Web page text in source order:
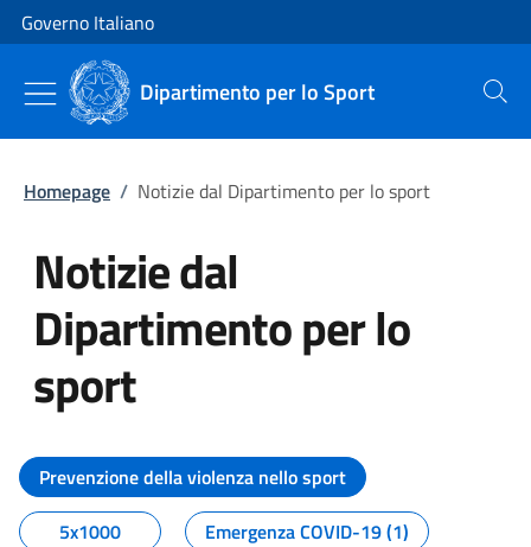
Vai al contenuto
Vai alla navigazione del sito
Governo Italiano
Dipartimento per lo Sport Cerca
Homepage / Notizie dal Dipartimento per lo sport
Notizie dal
Dipartimento per lo
sport
Tutti i contenuti della pagina
Prevenzione della violenza nello sport
5x1000
Emergenza COVID-19 (1)